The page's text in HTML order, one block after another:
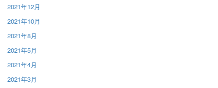
2021年12月
2021年10月
2021年8月
2021年5月
2021年4月
2021年3月